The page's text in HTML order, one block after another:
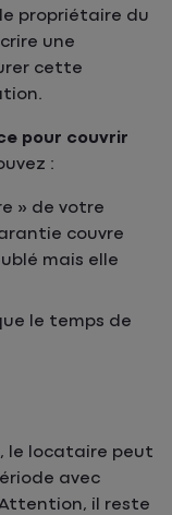
propriétaire du
une
cette
pour couvrir
:
» de votre
couvre
mais elle
le temps de
, le locataire peut
avec
il reste